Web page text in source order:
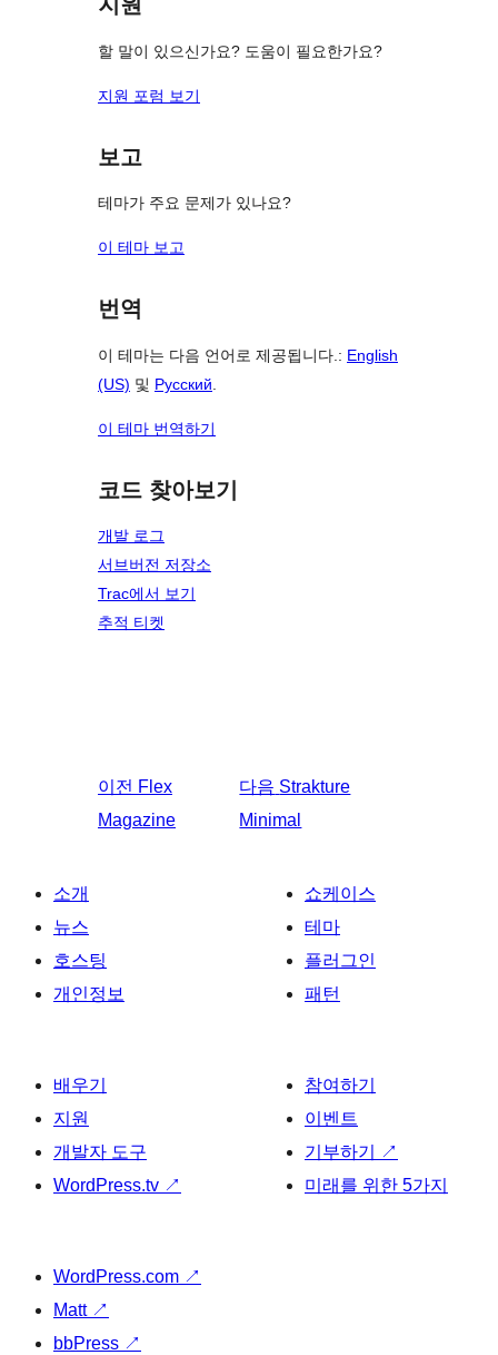
할 말이 있으신가요? 도움이 필요한가요?
지원 포럼 보기
보고
테마가 주요 문제가 있나요?
이 테마 보고
번역
이 테마는 다음 언어로 제공됩니다.: English
(US) 및 Русский
이 테마 번역하기
코드 찾아보기
개발 로그
서브버전 저장소
Trac에서 보기
추적 티켓
이전 Flex
Magazine
다음 Strakture
Minimal
소개
뉴스
호스팅
개인정보
쇼케이스
테마
플러그인
패턴
배우기
지원
개발자 도구
WordPress.tv ↗
참여하기
이벤트
기부하기
↗
미래를 위한 5가지
WordPress.com ↗
Matt ↗
bbPress ↗